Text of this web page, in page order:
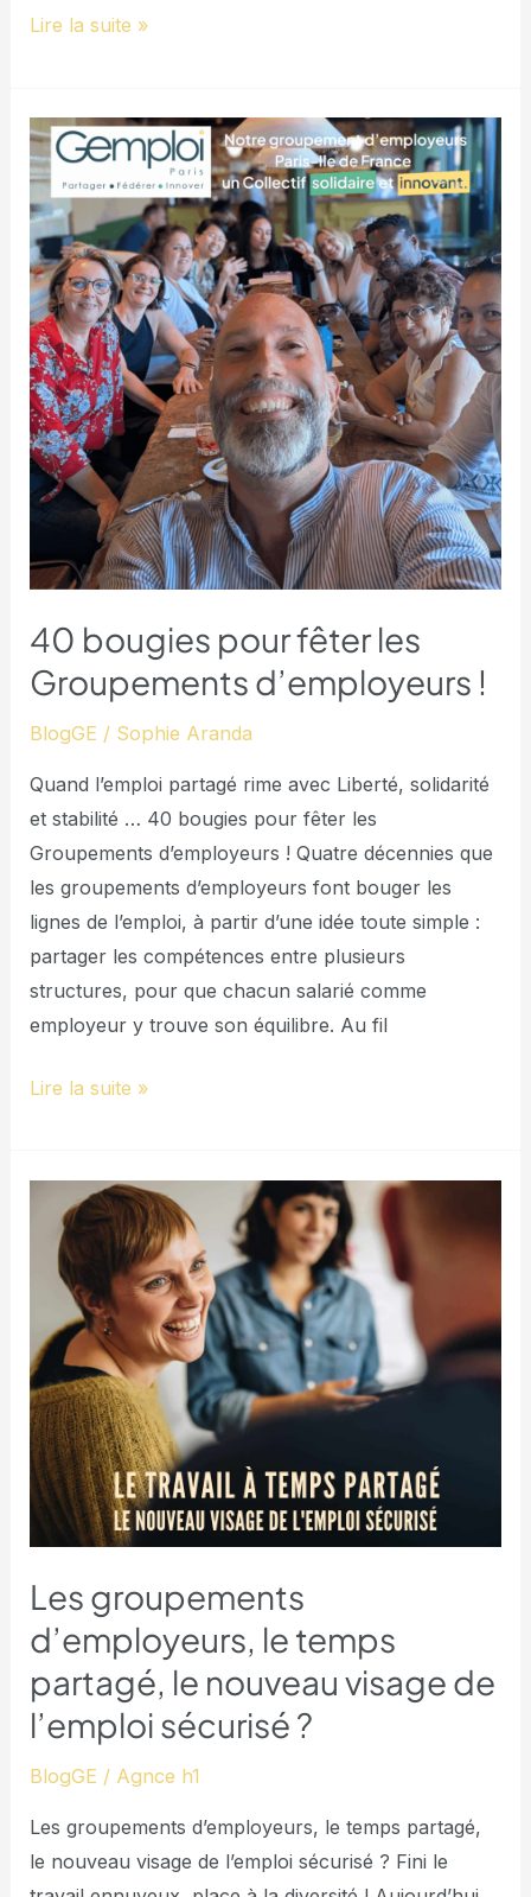
Lire la suite »
40 bougies pour fêter les
Groupements d’employeurs !
BlogGE / Sophie Aranda
Quand l’emploi partagé rime avec Liberté, solidarité
et stabilité … 40 bougies pour fêter les
Groupements d’employeurs ! Quatre décennies que
les groupements d’employeurs font bouger les
lignes de l’emploi, à partir d’une idée toute simple :
partager les compétences entre plusieurs
structures, pour que chacun salarié comme
employeur y trouve son équilibre. Au fil
40
bougies
pour
fêter
les
Groupements
d’employeurs
!
Lire la suite »
Les groupements
d’employeurs, le temps
partagé, le nouveau visage de
l’emploi sécurisé ?
BlogGE / Agnce h1
Les groupements d’employeurs, le temps partagé,
le nouveau visage de l’emploi sécurisé ? Fini le
groupements
d’employeurs,
temps
partagé,
le
nouveau
visage
de
l’emploi
?